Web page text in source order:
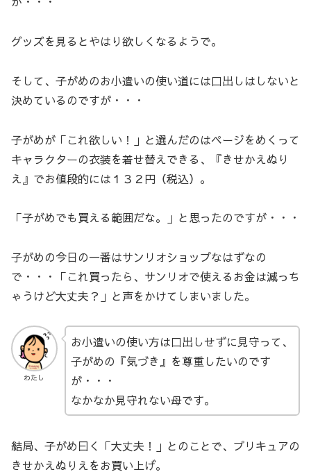
グッズを見るとやはり欲しくなるようで。
そして、子がめのお小遣いの使い道には口出しはしないと
決めているのですが・・・
子がめが「これ欲しい！」と選んだのはページをめくって
キャラクターの衣装を着せ替えできる、『きせかえぬり
え』でお値段的には１３２円（税込）。
「子がめでも買える範囲だな。」と思ったのですが・・・
子がめの今日の一番はサンリオショップなはずなの
で・・・「これ買ったら、サンリオで使えるお金は減っち
ゃうけど大丈夫？」と声をかけてしまいました。
わたし
お小遣いの使い方は口出しせずに見守って、
子がめの『気づき』を尊重したいのです
が・・・
なかなか見守れない母です。
結局、子がめ曰く「大丈夫！」とのことで、プリキュアの
きせかえぬりえをお買い上げ。